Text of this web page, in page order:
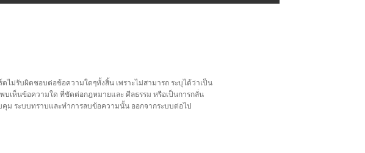
ม่รับผิดชอบต่อข้อความใดๆทั้งสิ้น เพราะไม่สามารถ ระบุได้ว่าเป็น
เห็นข้อความใด ที่ขัดต่อกฎหมายและ ศีลธรรม หรือเป็นการกลั่น
คุม ระบบทราบและทำการลบข้อความนั้น ออกจากระบบต่อไป